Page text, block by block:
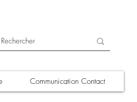
Communication Contact